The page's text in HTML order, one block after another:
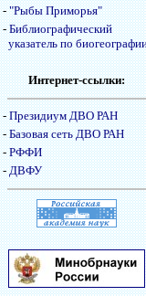
-"Рыбы Приморья"
-Библиографический
указатель по
Интернет-ссылки:
-Президиум ДВО РАН
-Базовая сеть ДВО РАН
-РФФИ
-ДВФУ